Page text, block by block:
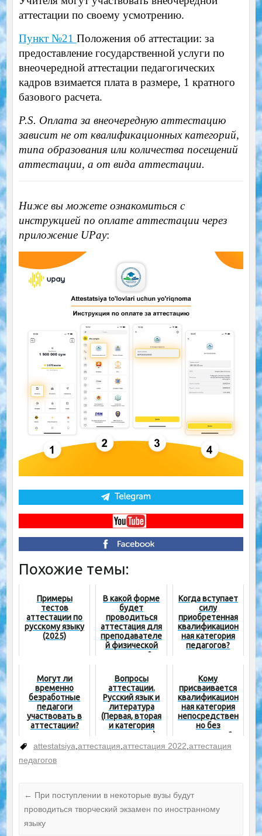
аттестации по своему усмотрению.
Пункт №21 Положения об аттестации: за
предоставление государственной услуги по
внеочередной аттестации педагогических
кадров взимается плата в размере, 1 кратного
базового расчета.
P.S. Оплата за внеочередную аттестацию
зависит не от квалификационных категорий,
типа образования или количества посещений
аттестации, а от вида аттестации.
Ниже вы можете ознакомиться с
инструкцией по оплате аттестации через
приложение UPay:
Похожие темы:
Примеры
тестов
аттестации по
русскому языку
(2025)
В какой форме
будет
проводиться
аттестация для
преподавателе
й физической
культуры?
Когда вступает
силу
приобретенная
квалификацион
ная категория
педагогов?
Могут ли
временно
безработные
педагоги
участвовать в
аттестации?
Вопросы
аттестации.
Русский язык и
литература
(Первая, вторая
и категория
специалист)
Кому
присваивается
квалификацион
ная категория
непосредствен
но без
аттестации?
attestatsiya,аттестация,аттестация 2022,аттестация
педагогов
← При поступлении в некоторые вузы будут
проводиться творческий экзамен по иностранному
языку